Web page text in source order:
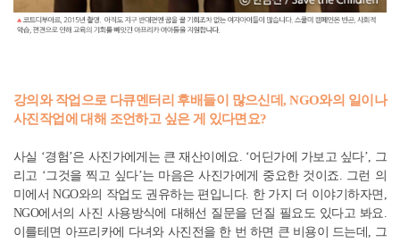
강의와 작업으로 다큐멘터리 후배들이 많으신데, NGO와의 일이나
사진작업에 대해 조언하고 싶은 게 있다면요?
사실 ‘경험’은 사진가에게는 큰 재산이에요. ‘어딘가에 가보고 싶다’, 그
리고 ‘그것을 찍고 싶다’는 마음은 사진가에게 중요한 것이죠. 그런 의
미에서 NGO와의 작업도 권유하는 편입니다. 한 가지 더 이야기하자면,
NGO에서의 사진 사용방식에 대해선 질문을 던질 필요도 있다고 봐요.
이를테면 아프리카에 다녀와 사진전을 한 번 하면 큰 비용이 드는데, 그